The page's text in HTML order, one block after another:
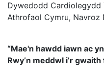
Dywedodd
Athrofaol Cymru, Navroz
“Mae'n hawdd iawn ac
Rwy’n meddwl i’r